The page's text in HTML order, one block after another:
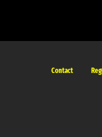
Contact